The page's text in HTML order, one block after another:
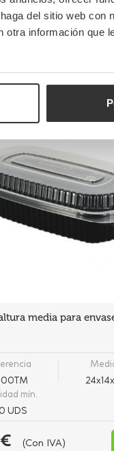
del sitio web con
información que
€ (Con IVA)
€
media para
mín.
UDS
(Con IVA)